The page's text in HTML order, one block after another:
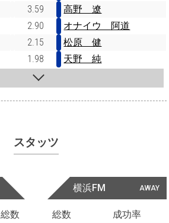
3.59
高野 遼
2.90
オナイウ 阿道
2.15
松原 健
1.98
天野 純
スタッツ
AWAY
横浜FM
総数 総数
成功率